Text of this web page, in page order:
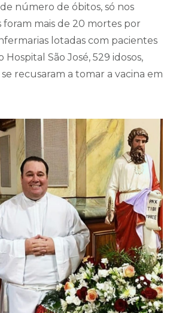
número de óbitos, só nos
mais de 20 mortes por
lotadas com pacientes
São José, 529 idosos,
recusaram a tomar a vacina em